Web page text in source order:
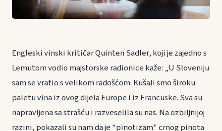
Engleski vinski kritičar Quinten Sadler, koji je zajedno s
Lemutom vodio majstorske radionice kaže: „U Sloveniju
sam se vratio s velikom radošćom. Kušali smo široku
paletu vina iz ovog dijela Europe i iz Francuske. Sva su
napravljena sa strašću i razveselila su nas. Na ozbiljnijoj
razini, pokazali su nam da je "pinotizam" crnog pinota